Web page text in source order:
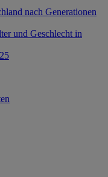
nach Generationen
und Geschlecht in